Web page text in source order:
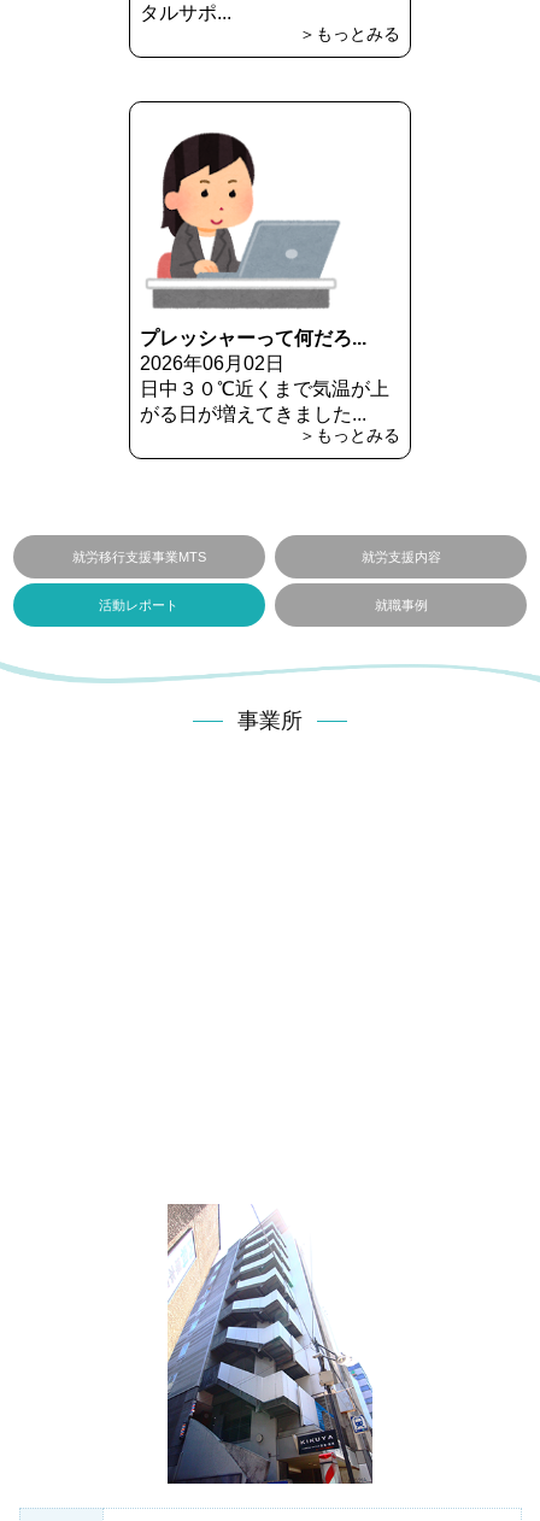
タルサポ...
＞もっとみる
プレッシャーって何だろ...
2026年06月02日
日中３０℃近くまで気温が上
がる日が増えてきました...
＞もっとみる
就労移行支援事業MTS 就労支援内容
活動レポート 就職事例
事業所